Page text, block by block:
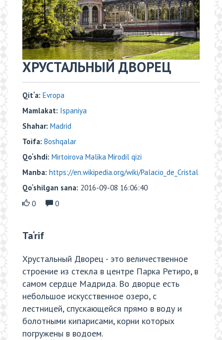
ХРУСТАЛЬНЫЙ ДВОРЕЦ
Qit‘a: Evropa
Mamlakat: Ispaniya
Shahar: Madrid
Toifa: Boshqalar
Qo‘shdi: Mirtoirova Malika Mirodil qizi
Manba: https://en.wikipedia.org/wiki/Palacio_de_Cristal
Qo‘shilgan sana: 2016-09-08 16:06:40
0
0
Ta‘rif
Хрустальный Дворец - это величественное
строение из стекла в центре Парка Ретиро, в
самом сердце Мадрида. Во дворце есть
небольшое искусственное озеро, с
лестницей, спускающейся прямо в воду и
болотными кипарисами, корни которых
погружены в водоем.